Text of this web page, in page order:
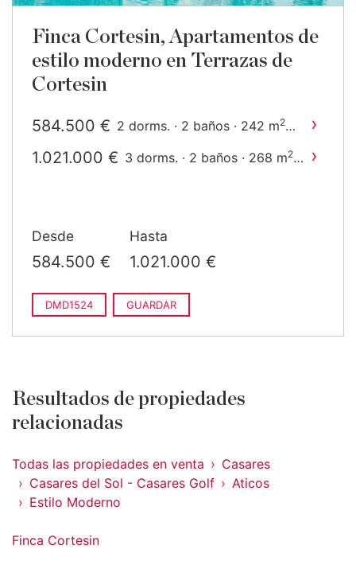
Finca Cortesin, Apartamentos de
estilo moderno en Terrazas de
Cortesin
584.500 € 2 dorms. · 2 baños · 242 m2 ›
1.021.000 € 3 dorms. · 2 baños · 268 m2 ›
Desde
584.500 €
Hasta
1.021.000 €
DMD1524 GUARDAR
Resultados de propiedades
relacionadas
Todas las propiedades en venta
Casares
Casares del Sol - Casares Golf
Aticos
Estilo Moderno
Finca Cortesin